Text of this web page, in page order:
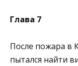
Глава 7
После пожара в
пытался найти